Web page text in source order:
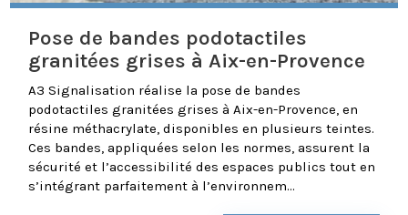
Pose de bandes podotactiles
granitées grises à Aix-en-Provence
A3 Signalisation réalise la pose de bandes
podotactiles granitées grises à Aix-en-Provence, en
résine méthacrylate, disponibles en plusieurs teintes.
Ces bandes, appliquées selon les normes, assurent la
sécurité et l’accessibilité des espaces publics tout en
s’intégrant parfaitement à l’environnem...